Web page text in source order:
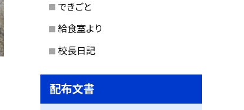
できごと
給食室より
校長日記
配布文書